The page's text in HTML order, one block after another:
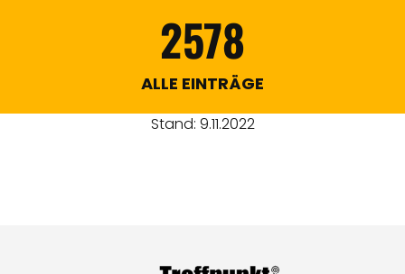
2578
ALLE EINTRÄGE
Stand: 9.11.2022